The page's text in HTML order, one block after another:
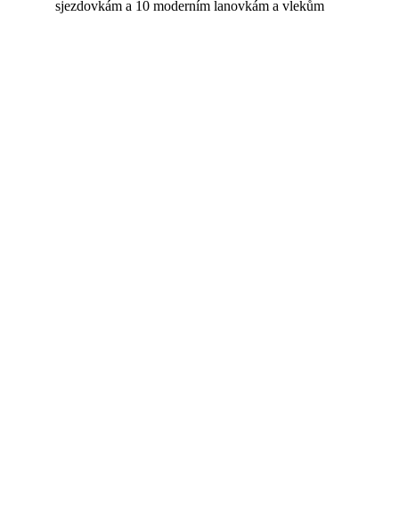
sjezdovkám a 10 moderním lanovkám a vlekům